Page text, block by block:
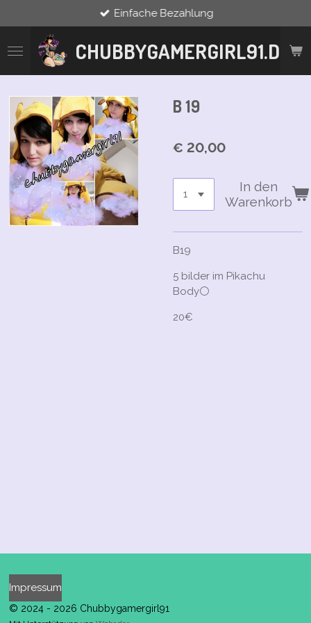
Hauptinhalt
springen
CHUBBYGAMERGIRL91.DE
Einfache Bezahlung
B 19
€ 20,00
In den
Warenkorb
B19
5 bilder im Pikachu
Body⚪️
20€
Impressum
© 2024 - 2026 Chubbygamergirl91